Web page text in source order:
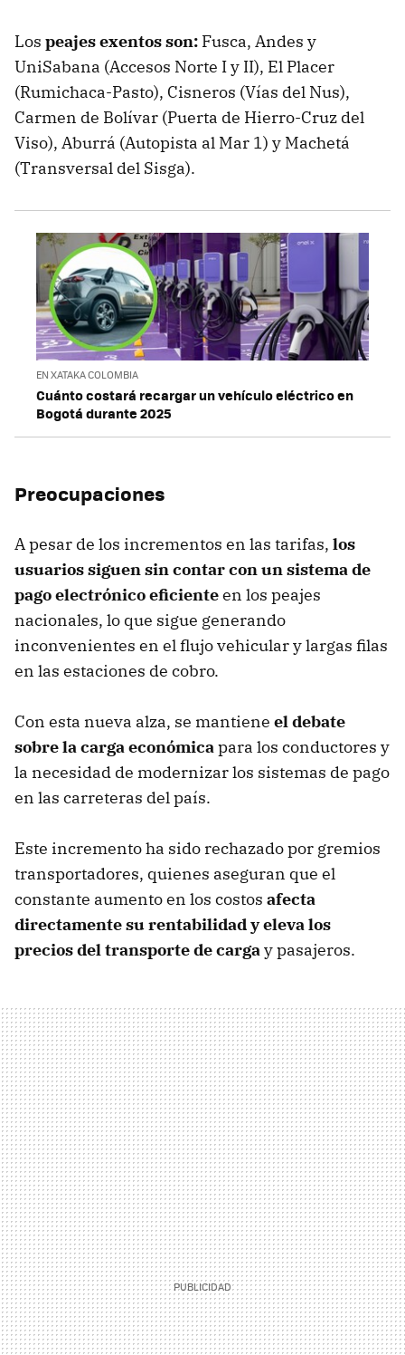
Los peajes exentos son: Fusca, Andes y
UniSabana (Accesos Norte I y II), El Placer
(Rumichaca-Pasto), Cisneros (Vías del Nus),
Carmen de Bolívar (Puerta de Hierro-Cruz del
Viso), Aburrá (Autopista al Mar 1) y Machetá
(Transversal del Sisga).
EN XATAKA COLOMBIA
Cuánto costará recargar un vehículo eléctrico en
Bogotá durante 2025
Preocupaciones
A pesar de los incrementos en las tarifas, los
usuarios siguen sin contar con un sistema de
pago electrónico eficienteen los peajes
nacionales, lo que sigue generando
inconvenientes en el flujo vehicular y largas filas
en las estaciones de cobro.
Con esta nueva alza, se mantiene el debate
sobre la carga económicapara los conductores y
la necesidad de modernizar los sistemas de pago
en las carreteras del país.
Este incremento ha sido rechazado por gremios
transportadores, quienes aseguran que el
constante aumento en los costos afecta
directamente su rentabilidad y eleva los
precios del transporte de cargay pasajeros.